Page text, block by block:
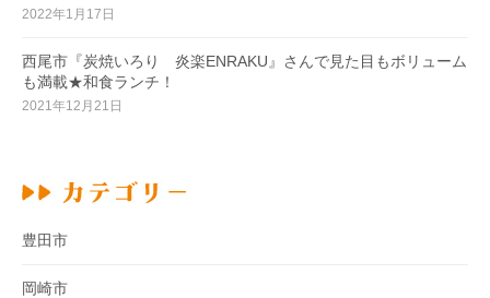
2022年1月17日
西尾市『炭焼いろり 炎楽ENRAKU』さんで見た目もボリューム
も満載★和食ランチ！
2021年12月21日
豊田市
岡崎市